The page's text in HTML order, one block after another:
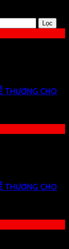
Lọc
THƯƠNG CHO
THƯƠNG CHO